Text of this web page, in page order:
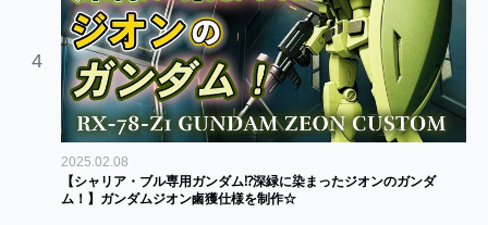
4
2025.02.08
【シャリア・ブル専用ガンダム⁉深緑に染まったジオンのガンダ
ム！】ガンダムジオン鹵獲仕様を制作☆